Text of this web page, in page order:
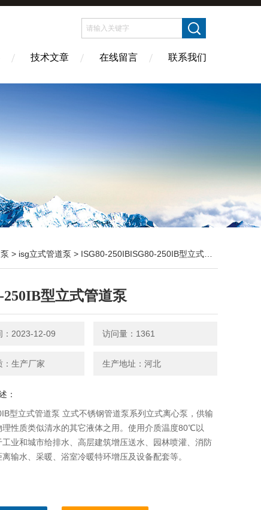
技术文章 在线留言 联系我们
> isg立式管道泵 > ISG80-250IBISG80-250IB型立式管道泵
250IB型立式管道泵
：2023-12-09 访问量：1361
：生产厂家 生产地址：河北
：
型立式管道泵 立式不锈钢管道泵系列立式离心泵，供输
理性质类似清水的其它液体之用。使用介质温度80℃以
工业和城市给排水、高层建筑增压送水、园林喷灌、消防
输水、采暖、浴室冷暖特环增压及设备配套等。